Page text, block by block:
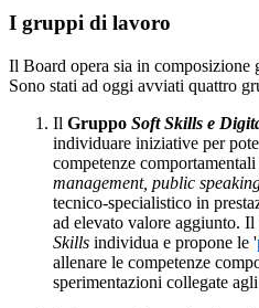
I gruppi di lavoro
Il Board opera sia in composizione
Sono stati ad oggi avviati quattro
Il Gruppo Soft Skills e
individuare iniziative per
competenze
management, public
tecnico-specialistico in
ad elevato valore aggiunto.
Skills individua e propone le '
allenare le competenze
sperimentazioni collegate